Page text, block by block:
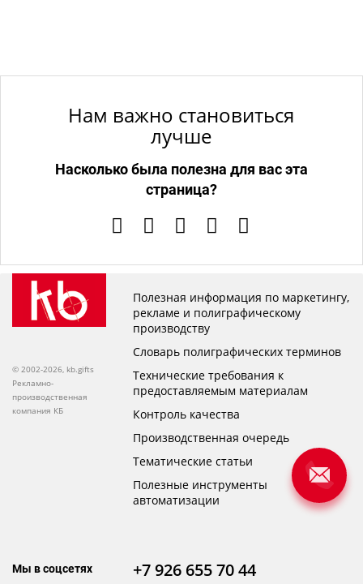
Нам важно становиться
лучше
Насколько была полезна для вас эта
страница?
© 2002-2026, kb.gifts
Рекламно-
производственная
компания КБ
Полезная информация по маркетингу,
рекламе и полиграфическому
производству
Словарь полиграфических терминов
Технические требования к
предоставляемым материалам
Контроль качества
Производственная очередь
Тематические статьи
Полезные инструменты
автоматизации
Мы в соцсетях
+7 926 655 70 44